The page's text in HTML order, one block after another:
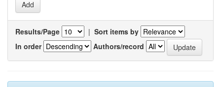
Results/Page | Sort items by
In order
Authors/record